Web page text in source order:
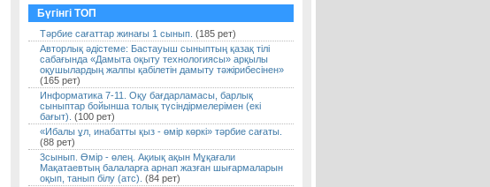
Бүгінгі ТОП
Тәрбие сағаттар жинағы 1 сынып. (185 рет)
Авторлық әдістеме: Бастауыш сыныптың қазақ тілі
сабағында «Дамыта оқыту технологиясы» арқылы
оқушылардың жалпы қабілетін дамыту тәжірибесінен»
(165 рет)
Информатика 7-11. Оқу бағдарламасы, барлық
сыныптар бойынша толық түсіндірмелерімен (екі
бағыт). (100 рет)
«Ибалы ұл, инабатты қыз - өмір көркі» тәрбие сағаты.
(88 рет)
3сынып. Өмір - өлең. Ақиық ақын Мұқағали
Мақатаевтың балаларға арнап жазған шығармаларын
оқып, танып білу (атс). (84 рет)